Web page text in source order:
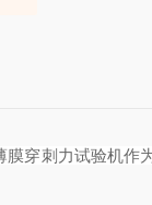
穿刺力试验机作